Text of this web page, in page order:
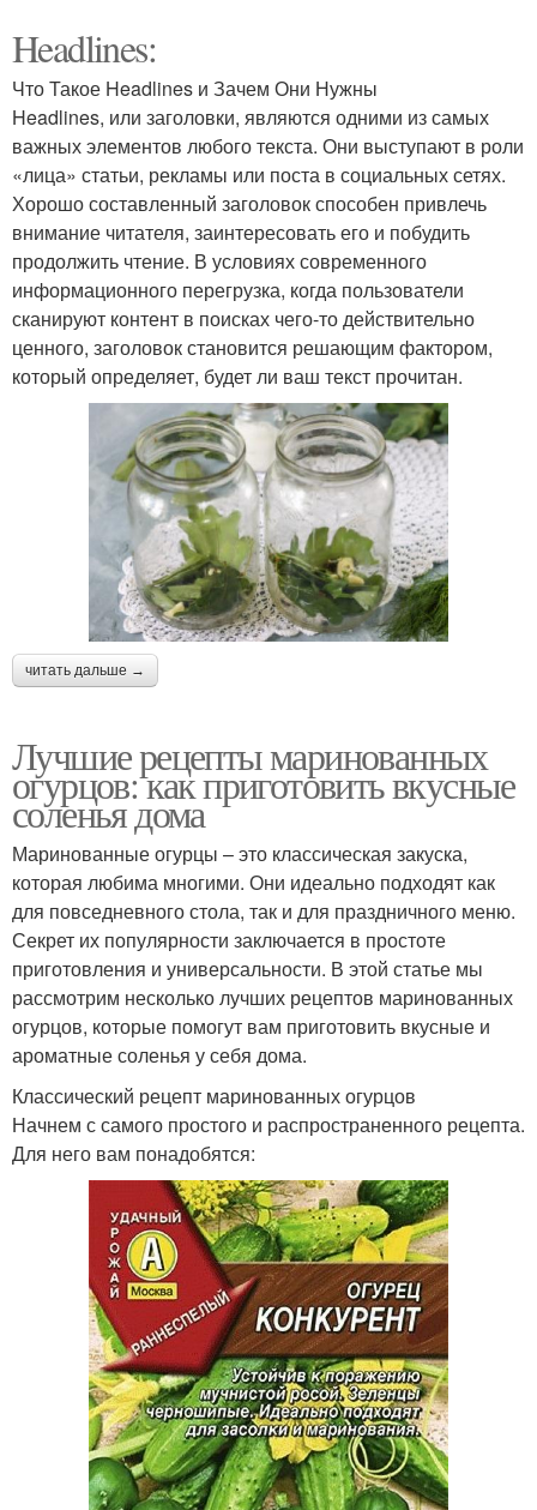
Headlines:
Что Такое Headlines и Зачем Они Нужны
Headlines, или заголовки, являются одними из самых
важных элементов любого текста. Они выступают в роли
«лица» статьи, рекламы или поста в социальных сетях.
Хорошо составленный заголовок способен привлечь
внимание читателя, заинтересовать его и побудить
продолжить чтение. В условиях современного
информационного перегрузка, когда пользователи
сканируют контент в поисках чего-то действительно
ценного, заголовок становится решающим фактором,
который определяет, будет ли ваш текст прочитан.
читать дальше →
Лучшие рецепты маринованных
огурцов: как приготовить вкусные
соленья дома
Маринованные огурцы – это классическая закуска,
которая любима многими. Они идеально подходят как
для повседневного стола, так и для праздничного меню.
Секрет их популярности заключается в простоте
приготовления и универсальности. В этой статье мы
рассмотрим несколько лучших рецептов маринованных
огурцов, которые помогут вам приготовить вкусные и
ароматные соленья у себя дома.
Классический рецепт маринованных огурцов
Начнем с самого простого и распространенного рецепта.
Для него вам понадобятся: